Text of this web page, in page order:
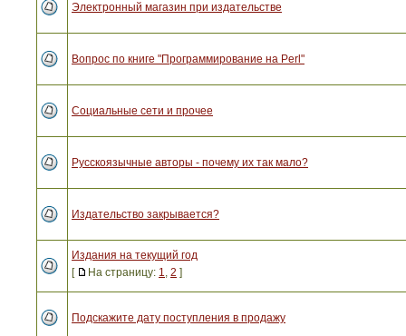
Электронный магазин при издательстве
Вопрос по книге "Программирование на Perl"
Социальные сети и прочее
Русскоязычные авторы - почему их так мало?
Издательство закрывается?
Издания на текущий год
[
На страницу: 1, 2 ]
Подскажите дату поступления в продажу